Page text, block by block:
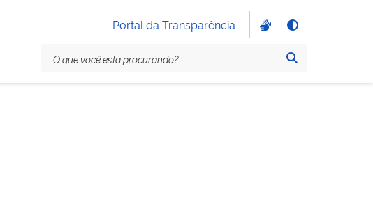
Portal da Transparência